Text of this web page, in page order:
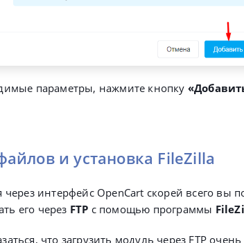
параметры, нажмите кнопку
и установка FileZilla
через интерфейс OpenCart скорей всего вы
его через FTP с помощью программы
что загрузить модуль через FTP